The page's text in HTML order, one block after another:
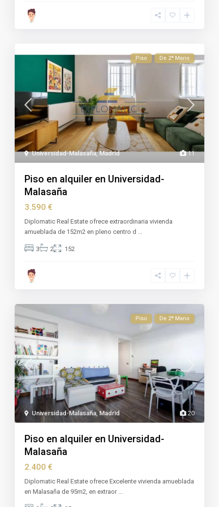
11
Universidad-Malasaña,Madrid
Piso De 2ª Mano
Piso en alquiler en Universidad-
Malasaña
3.590 €
Diplomatic Real Estate ofrece extraordinaria vivienda
amueblada de 152m2 en pleno centro d
3 2 152
20
Universidad-Malasaña ,Madrid
Piso De 2ª Mano
Piso en alquiler en Universidad-
Malasaña
2.400 €
Diplomatic Real Estate ofrece Excelente vivienda amueblada
en Malasaña de 95m2, en extraor